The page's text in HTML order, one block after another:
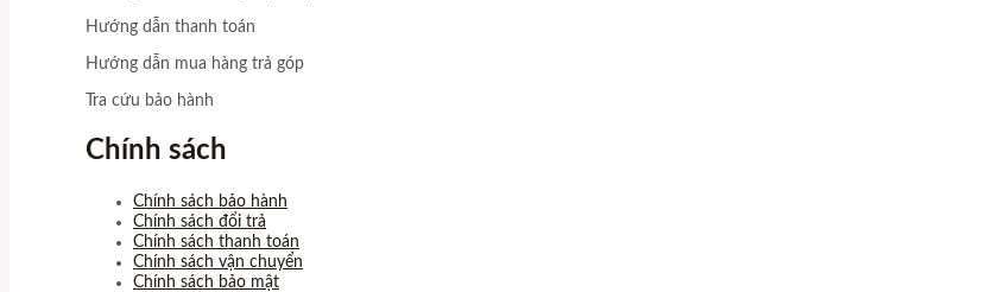
Hướng dẫn thanh toán
Hướng dẫn mua hàng trả góp
Tra cứu bảo hành
Chính sách
Chính sách bảo hành
Chính sách đổi trả
Chính sách thanh toán
Chính sách vận chuyển
Chính sách bảo mật